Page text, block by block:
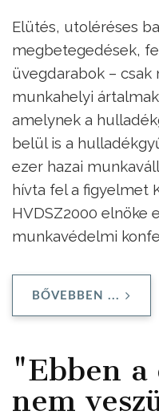
Elütés, utoléréses
megbetegedések,
üvegdarabok – csak
munkahelyi
amelynek a
belül is a
ezer hazai
hívta fel a figyelmet
HVDSZ2000 elnöke
munkavédelmi
BŐVEBBEN ...
"Ebben a
nem